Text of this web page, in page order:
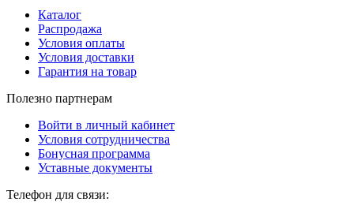
Каталог
Распродажа
Условия оплаты
Условия доставки
Гарантия на товар
Полезно партнерам
Войти в личный кабинет
Условия сотрудничества
Бонусная программа
Уставные документы
Телефон для связи: